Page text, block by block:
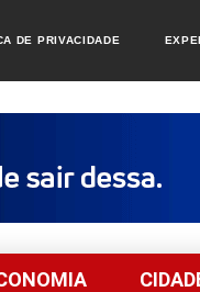
DE PRIVACIDADE